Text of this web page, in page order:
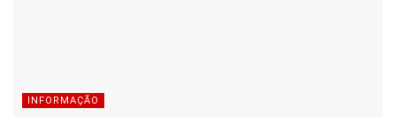
INFORMAÇÃO